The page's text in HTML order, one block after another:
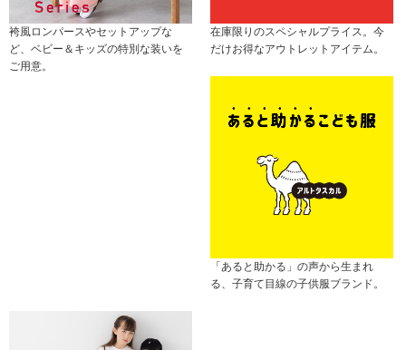
袴風ロンパースやセットアップな
ど、ベビー＆キッズの特別な装いを
ご用意。
在庫限りのスペシャルプライス。今
だけお得なアウトレットアイテム。
「あると助かる」の声から生まれ
る、子育て目線の子供服ブランド。